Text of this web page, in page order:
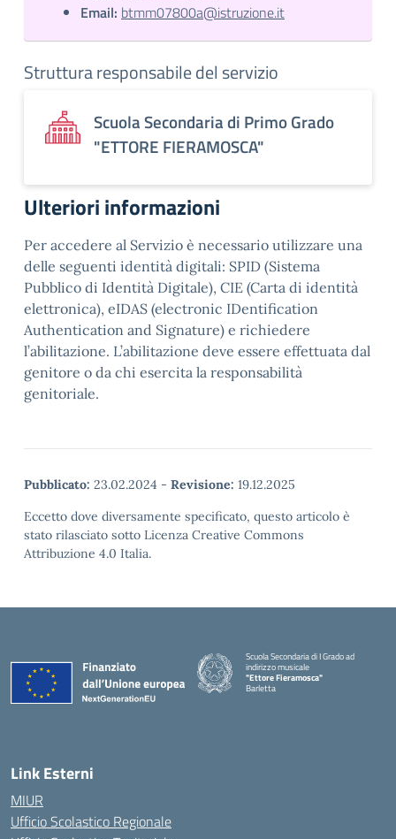
Email: btmm07800a@istruzione.it
Struttura responsabile del servizio
Scuola Secondaria di Primo Grado
"ETTORE FIERAMOSCA"
Ulteriori informazioni
Per accedere al Servizio è necessario utilizzare una
delle seguenti identità digitali: SPID (Sistema
Pubblico di Identità Digitale), CIE (Carta di identità
elettronica), eIDAS (electronic IDentification
Authentication and Signature) e richiedere
l’abilitazione. L’abilitazione deve essere effettuata dal
genitore o da chi esercita la responsabilità
genitoriale.
Pubblicato: 23.02.2024 - Revisione: 19.12.2025
Eccetto dove diversamente specificato, questo articolo è
stato rilasciato sotto Licenza Creative Commons
Attribuzione 4.0 Italia.
Scuola Secondaria di I Grado ad
indirizzo musicale
"Ettore Fieramosca"
Barletta
Link Esterni
MIUR
Ufficio Scolastico Regionale